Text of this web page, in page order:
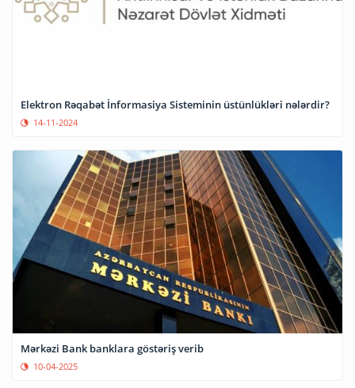
Elektron Rəqabət İnformasiya Sisteminin üstünlükləri nələrdir?
14-11-2024
Mərkəzi Bank banklara göstəriş verib
10-04-2025